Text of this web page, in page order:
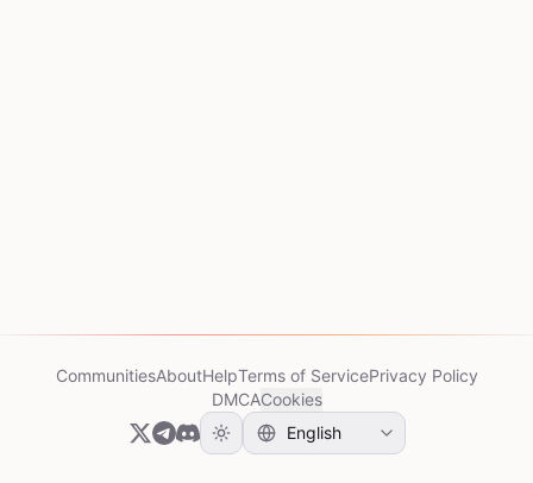
CommunitiesAboutHelpTerms of ServicePrivacy Policy
DMCACookies